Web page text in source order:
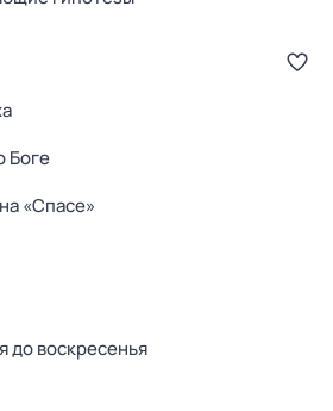
Боге
«Спасе»
до воскресенья